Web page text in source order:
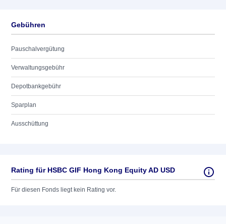
Gebühren
Pauschalvergütung
Verwaltungsgebühr
Depotbankgebühr
Sparplan
Ausschüttung
Rating für HSBC GIF Hong Kong Equity AD USD
Für diesen Fonds liegt kein Rating vor.